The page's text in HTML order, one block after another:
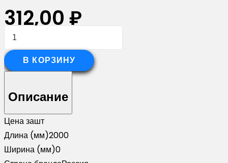
312,00 ₽
Количество
Планка
вертикальная
для
забора
жалюзи
Palermo
0,5
В КОРЗИНУ
Описание
Цена зашт
Длина (мм)2000
Ширина (мм)0